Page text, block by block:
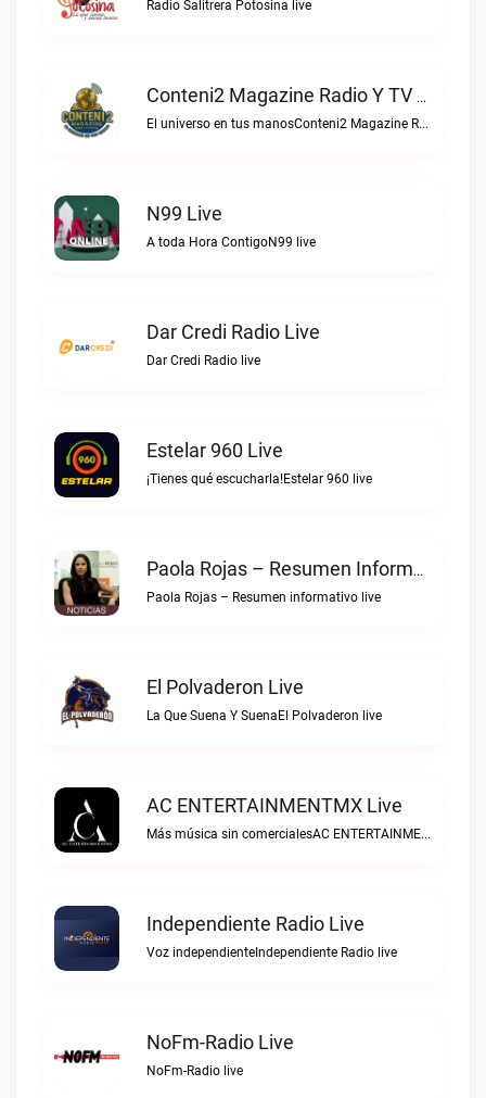
Radio Salitrera Potosina live
Conteni2 Magazine Radio Y TV Digital Live
El universo en tus manosConteni2 Magazine Radio y TV Digital live
N99 Live
A toda Hora ContigoN99 live
Dar Credi Radio Live
Dar Credi Radio live
Estelar 960 Live
¡Tienes qué escucharla!Estelar 960 live
Paola Rojas – Resumen Informativo Live
Paola Rojas – Resumen informativo live
El Polvaderon Live
La Que Suena Y SuenaEl Polvaderon live
AC ENTERTAINMENTMX Live
Más música sin comercialesAC ENTERTAINMENTMX live
Independiente Radio Live
Voz independienteIndependiente Radio live
NoFm-Radio Live
NoFm-Radio live